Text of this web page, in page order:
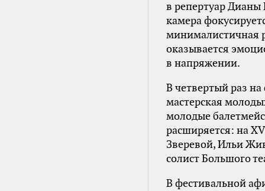
в репертуар
камера
минималистичная
оказывается
в напряжении.
В четвертый раз
мастерская
молодые
расширяется: на
Зверевой, Ильи
солист Большого
В фестивальной